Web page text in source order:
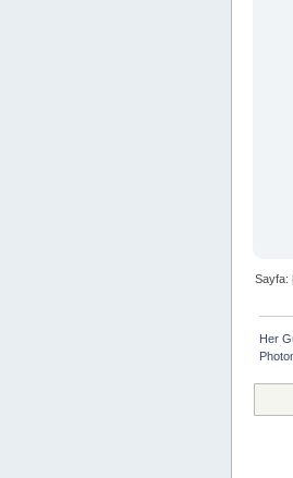
DÜNYA-AHİRET MADDİ-MANEVİ BOL RIZIK
Sayfa:
Her